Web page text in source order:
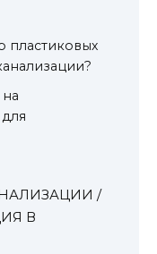
пластиковых
/
В